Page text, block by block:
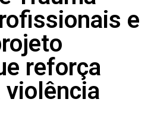
e
reforça
violência